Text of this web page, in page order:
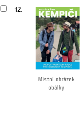
12.
Místní obrázek
obálky